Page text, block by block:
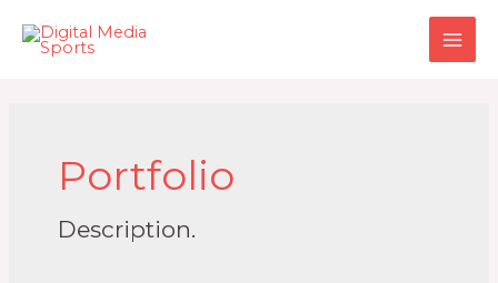
Portfolio
Description.